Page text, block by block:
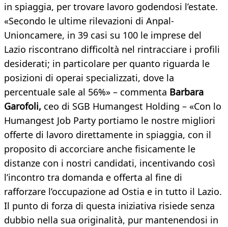
in spiaggia, per trovare lavoro godendosi l’estate.
«Secondo le ultime rilevazioni di Anpal-
Unioncamere, in 39 casi su 100 le imprese del
Lazio riscontrano difficoltà nel rintracciare i profili
desiderati; in particolare per quanto riguarda le
posizioni di operai specializzati, dove la
percentuale sale al 56%» – commenta Barbara
Garofoli, ceo di SGB Humangest Holding – «Con lo
Humangest Job Party portiamo le nostre migliori
offerte di lavoro direttamente in spiaggia, con il
proposito di accorciare anche fisicamente le
distanze con i nostri candidati, incentivando così
l’incontro tra domanda e offerta al fine di
rafforzare l’occupazione ad Ostia e in tutto il Lazio.
Il punto di forza di questa iniziativa risiede senza
dubbio nella sua originalità, pur mantenendosi in